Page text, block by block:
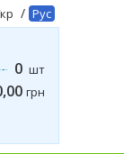
/ Рус
0 шт
грн